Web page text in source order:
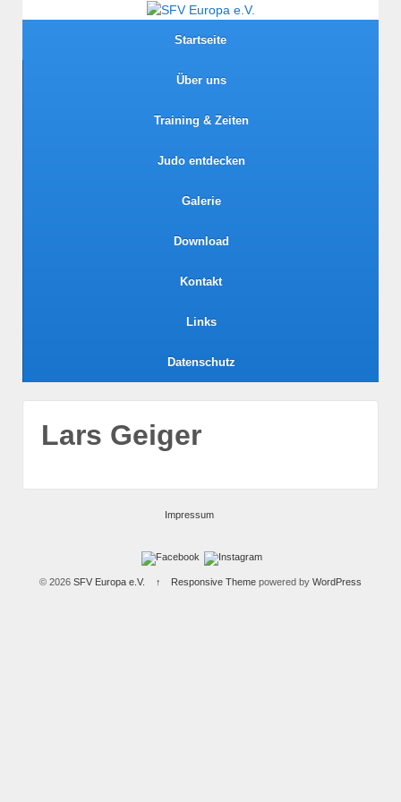
Startseite
Über uns
Training & Zeiten
Judo entdecken
Galerie
Download
Kontakt
Links
Datenschutz
Lars Geiger
Impressum
© 2026 SFV Europa e.V. ↑ Responsive Themepowered by WordPress